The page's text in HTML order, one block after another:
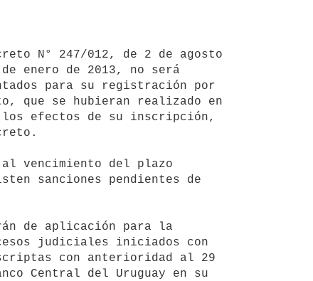
enero de 2013, no será
para su registración por
que se hubieran realizado en
los efectos de su inscripción,
sanciones pendientes de
judiciales iniciados con
con anterioridad al 29
Central del Uruguay en su